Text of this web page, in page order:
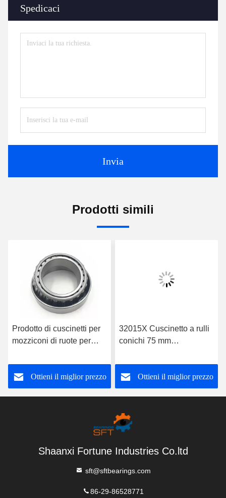
Spedicaci
Invia
Prodotti simili
Prodotto di cuscinetti per
mozziconi di ruote per
cuscinetti per riduttori di
supporto per cuscinetti a
rulli conichi personalizzati
Ottieni il miglior prezzo
32015X Cuscinetto a rulli
conichi 75 mm
Sigilli aperti Tipo per
prestazioni ottimali
Ottieni il miglior prezzo
Shaanxi Fortune Industries Co.ltd
sft@sftbearings.com
86-29-86528771